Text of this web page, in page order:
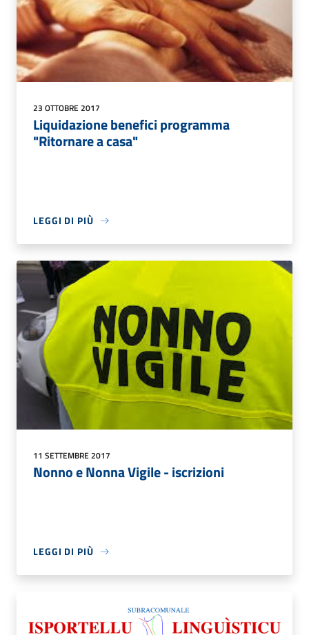
23 OTTOBRE 2017
Liquidazione benefici programma
"Ritornare a casa"
LEGGI DI PIÙ
11 SETTEMBRE 2017
Nonno e Nonna Vigile - iscrizioni
LEGGI DI PIÙ